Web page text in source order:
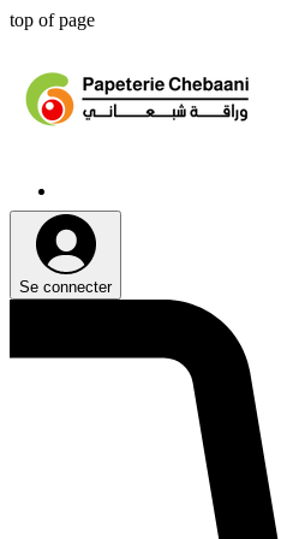
top of page
Se connecter